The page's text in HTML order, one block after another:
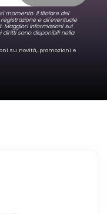
momento. Il titolare del
e all'eventuale
Maggiori informazioni sui
sono disponibili nella
su novità, promozioni e